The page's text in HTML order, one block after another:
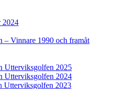
2024
– Vinnare 1990 och framåt
Utterviksgolfen 2025
Utterviksgolfen 2024
Utterviksgolfen 2023